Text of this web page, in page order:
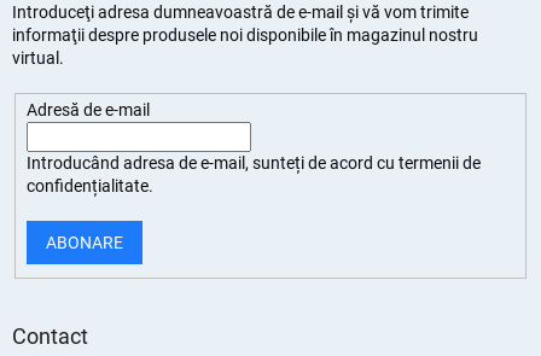
Introduceţi adresa dumneavoastră de e-mail şi vă vom trimite
informaţii despre produsele noi disponibile în magazinul nostru
virtual.
Adresă de e-mail
Introducând adresa de e-mail, sunteți deacord cu termenii de
confidențialitate.
ABONARE
Contact